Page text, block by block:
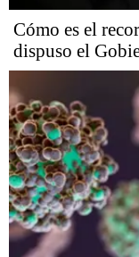
Cómo es el
dispuso el